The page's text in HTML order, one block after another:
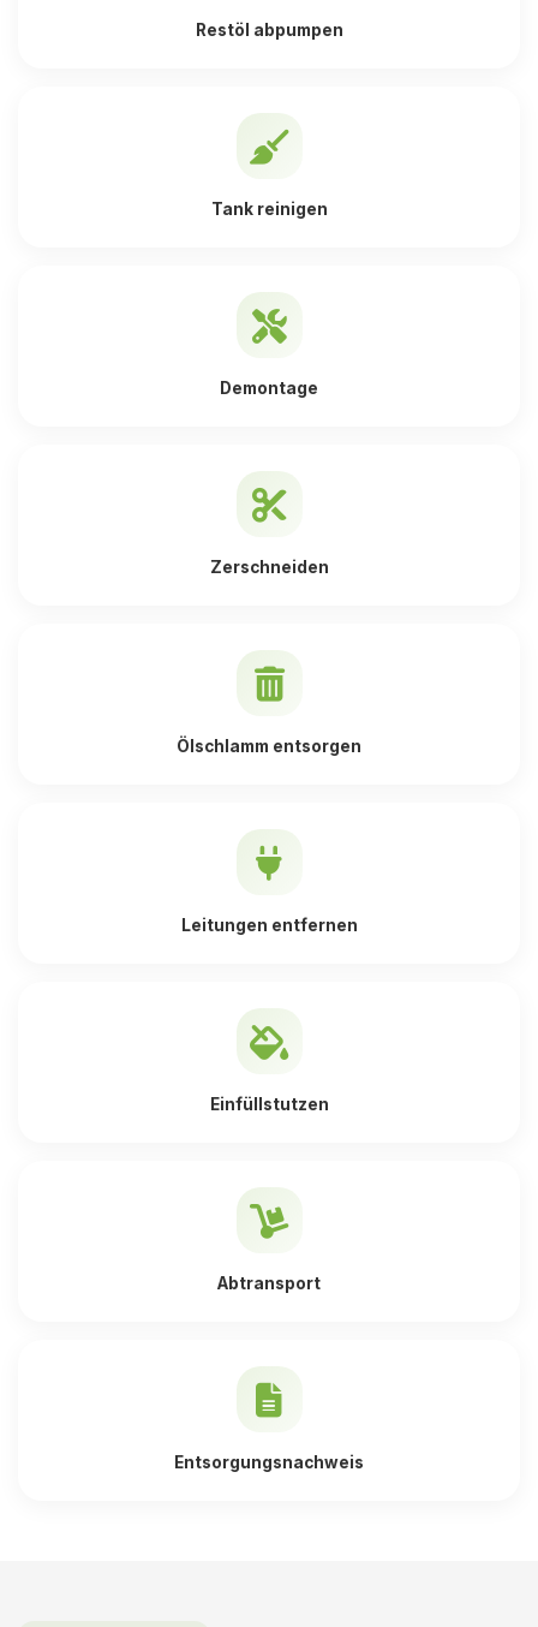
Restöl abpumpen
Tank reinigen
Demontage
Zerschneiden
Ölschlamm entsorgen
Leitungen entfernen
Einfüllstutzen
Abtransport
Entsorgungsnachweis